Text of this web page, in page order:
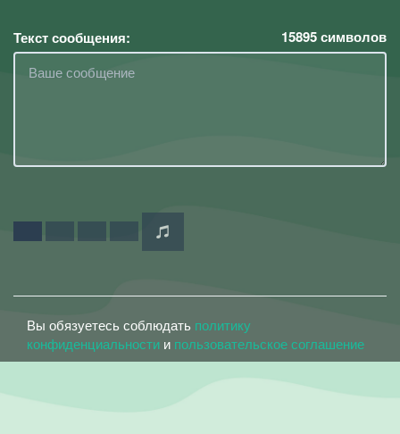
Текст сообщения: 15895символов
Вы обязуетесь соблюдать политику
конфиденциальности и пользовательское соглашение